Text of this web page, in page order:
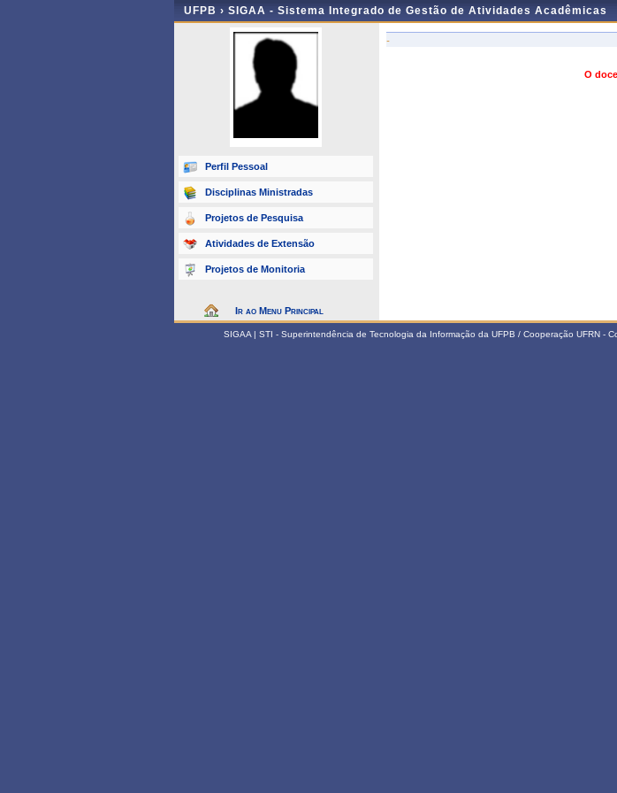
UFPB › SIGAA - Sistema Integrado de Gestão de Atividades Acadêmicas
Perfil Pessoal
Disciplinas Ministradas
Projetos de Pesquisa
Atividades de Extensão
Projetos de Monitoria
Ir ao Menu Principal
-
O
SIGAA | STI - Superintendência de Tecnologia da Informação da UFPB / Cooperação UFRN